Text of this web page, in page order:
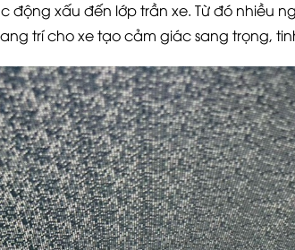
động xấu đến lớp trần xe. Từ đó nhiều
trí cho xe tạo cảm giác sang trọng,